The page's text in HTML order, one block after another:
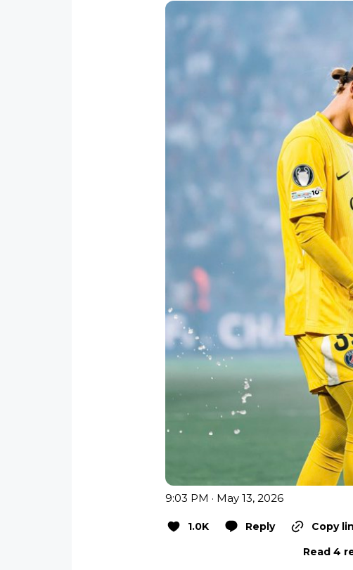
9:03 PM · May 13, 2026
1.0K Reply
Copy
Read 4